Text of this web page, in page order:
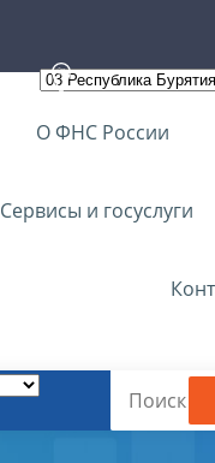
О ФНС России
Сервисы и госуслуги